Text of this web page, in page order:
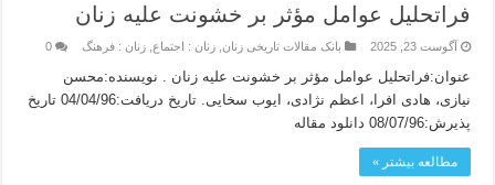
فراتحليل عوامل مؤثر بر خشونت عليه زنان
آگوست 23, 2025 بانک مقالات تاریخی زنان ,زنان : اجتماع ,زنان : فرهنگ 0
عنوان:فراتحليل عوامل مؤثر بر خشونت عليه زنان . نویسنده:محسن
نیازی، هادی افرا، اعظم نژادی، ایوب سخایی. تاریخ دریافت:04/04/96 تاریخ
پذیرش:08/07/96 دانلود مقاله
مطالعه بیشتر »